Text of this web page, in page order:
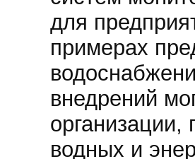
для
примерах
внедрений
водных и